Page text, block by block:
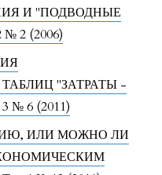
И "ПОДВОДНЫЕ
№ 2 (2006)
"ЗАТРАТЫ -
№ 6 (2011)
ИЛИ МОЖНО ЛИ